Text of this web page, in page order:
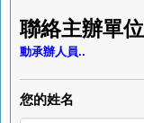
聯絡主辦單位
動承辦人員..
您的姓名